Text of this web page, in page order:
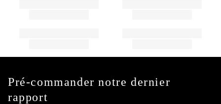
Pré-commander notre dernier
rapport